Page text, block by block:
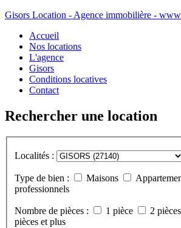
Gisors Location - Agence immobilière -
Accueil
Nos locations
L'agence
Gisors
Conditions locatives
Contact
Rechercher une location
Localités :
Type de bien : Maisons
professionnels
Nombre de pièces : 1 pièce 2 pièces
pièces et plus